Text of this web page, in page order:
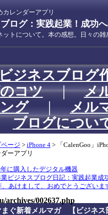
カレンダーアプリ
ログ：実践起業！成功
トについて。本の感想。日々の
ビジネスブログ
コツ｜メ
グ｜ メル
ブログについ
ページ > iPhone 4 > 「CalenGoo」
ーアプリ
に購入したデジタル機器
ビジネスブログ日記：実践起業成
、あけまして、おめでとうございま
まぐ新着メルマガ 【ビジネ
archives/002637.php